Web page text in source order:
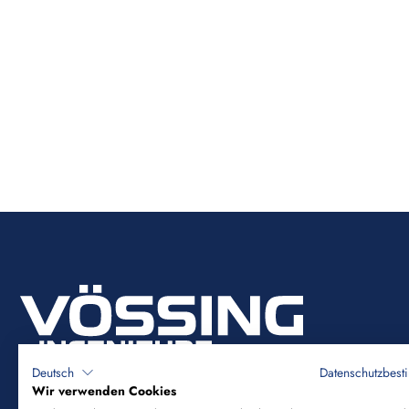
Deutsch
Wir verwenden Cookies